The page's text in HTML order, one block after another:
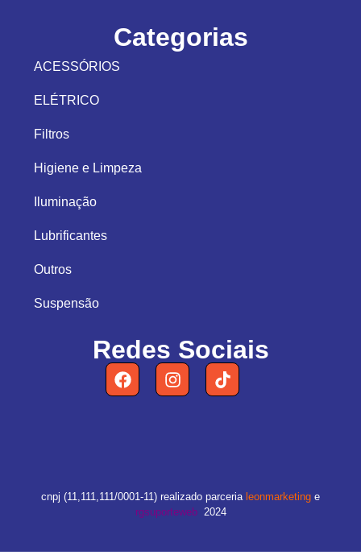
Categorias
ACESSÓRIOS
ELÉTRICO
Filtros
Higiene e Limpeza
Iluminação
Lubrificantes
Outros
Suspensão
Redes Sociais
cnpj (11,111,111/0001-11) realizado parceria leonmarketing e
rgsuporteweb 2024